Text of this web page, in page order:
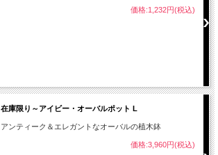
価格:1,232円(税込)
在庫限り～アイビー・オーバルポット L
アンティーク＆エレガントなオーバルの植木鉢
価格:3,960円(税込)